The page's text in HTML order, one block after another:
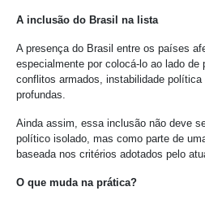
A inclusão do Brasil na lista
A presença do Brasil entre os países
especialmente por colocá-lo ao lado de
conflitos armados, instabilidade
profundas.
Ainda assim, essa inclusão não deve
político isolado, mas como parte de
baseada nos critérios adotados pelo
O que muda na prática?